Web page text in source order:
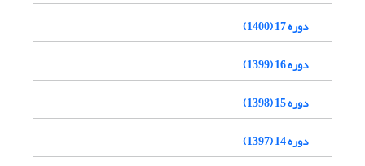
دوره 17 (1400)
دوره 16 (1399)
دوره 15 (1398)
دوره 14 (1397)